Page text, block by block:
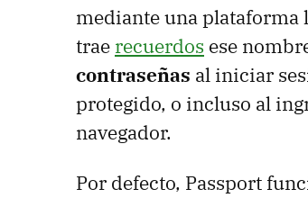
mediante una plataforma
trae recuerdos ese
contraseñas al iniciar
protegido, o incluso al
navegador.
Por defecto, Passport